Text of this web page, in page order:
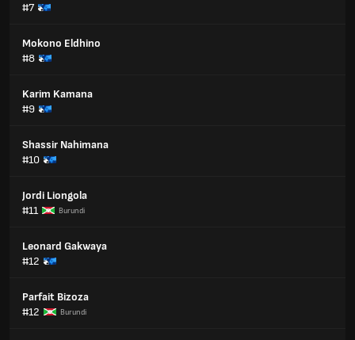
#7
Mokono Eldhino
#8
Karim Kamana
#9
Shassir Nahimana
#10
Jordi Liongola
#11
Burundi
Leonard Gakwaya
#12
Parfait Bizoza
#12
Burundi